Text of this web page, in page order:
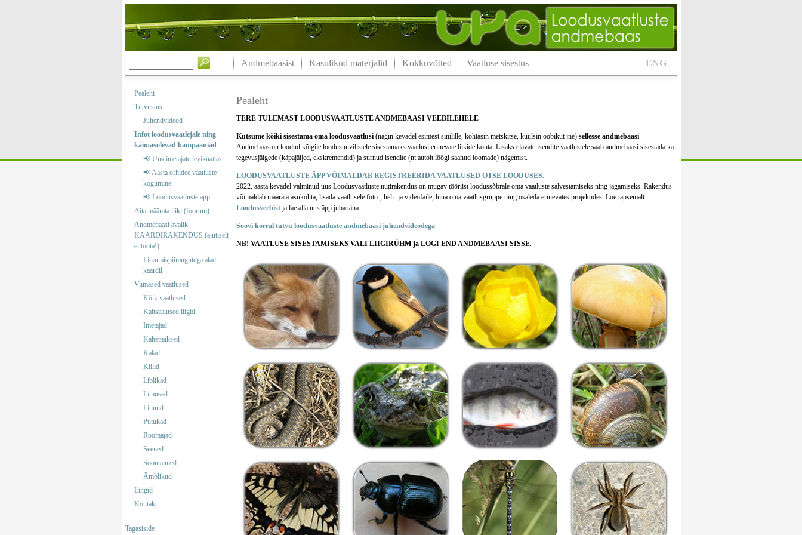
ENG
Andmebaasist Kasulikud materjalid Kokkuvõtted Vaatluse sisestus
Pealeht
Tutvustus
Juhendvideod
Infot loodusvaatlejale ning
käimasolevad kampaaniad
📢 Uus imetajate levikuatlas
📢 Aasta orhidee vaatluste
kogumine
📢 Loodusvaatluste äpp
Aita määrata liiki (foorum)
Andmebaasi avalik
KAARDIRAKENDUS (ajutiselt
ei tööta!)
Liikumispiirangutega alad
kaardil
Viimased vaatlused
Kõik vaatlused
Kaitsealused liigid
Imetajad
Kahepaiksed
Kalad
Kiilid
Liblikad
Limused
Linnud
Putukad
Roomajad
Seened
Soontaimed
Ämblikud
Lingid
Kontakt
Tagasiside
Pealeht
TERE TULEMAST LOODUSVAATLUSTE ANDMEBAASI VEEBILEHELE
Kutsume kõiki sisestama oma loodusvaatlusi(nägin kevadel esimest sinilille, kohtasin metskitse, kuulsin ööbikut jne) sellesse andmebaasi.
Andmebaas on loodud kõigile loodushuvilistele sisestamaks vaatlusi erinevate liikide kohta. Lisaks elavate isendite vaatlustele saab andmebaasi sisestada ka
tegevusjälgede (käpajäljed, ekskremendid) ja surnud isendite (nt autolt löögi saanud loomade) nägemist.
LOODUSVAATLUSTE ÄPP VÕIMALDAB REGISTREERIDA VAATLUSED OTSE LOODUSES.
2022. aasta kevadel valminud uus Loodusvaatluste nutirakendus on mugav tööriist loodussõbrale oma vaatluste salvestamiseks ning jagamiseks. Rakendus
võimaldab määrata asukohta, lisada vaatlusele foto-, heli- ja videofaile, luua oma vaatlusgruppe ning osaleda erinevates projektides. Loe täpsemalt
Loodusveebist ja lae alla uus äpp juba täna.
Soovi korral tutvu loodusvaatluste andmebaasi juhendvideodega
NB! VAATLUSE SISESTAMISEKS VALI LIIGIRÜHM ja LOGI END ANDMEBAASI SISSE.